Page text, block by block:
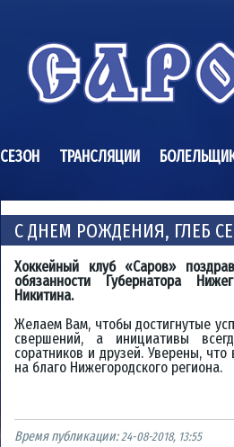
СЕЗОН ТРАНСЛЯЦИИ
С ДНЕМ РОЖДЕНИЯ, ГЛЕБ
Хоккейный клуб «Саров»
обязанности Губернатора
Никитина.
Желаем Вам, чтобы достигнутые
свершений, а инициативы
соратников и друзей. Уверены,
на благо Нижегородского региона.
Время публикации:24-08-2018, 13:55